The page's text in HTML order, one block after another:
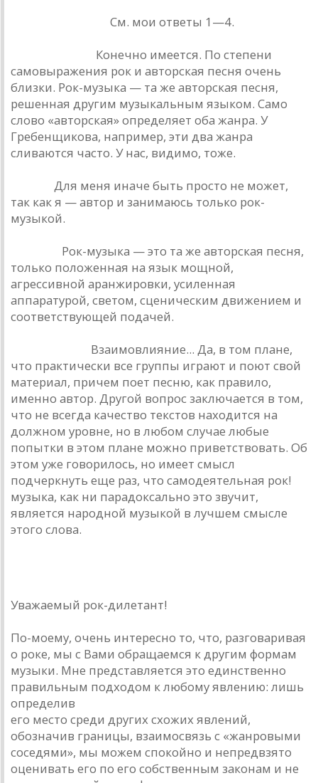
См. мои ответы 1—4.
Конечно имеется. По степени
самовыражения рок и авторская песня очень
близки. Рок-музыка — та же авторская песня,
решенная другим музыкальным языком. Само
слово «авторская» определяет оба жанра. У
Гребенщикова, например, эти два жанра
сливаются часто. У нас, видимо, тоже.
Для меня иначе быть просто не может,
так как я — автор и занимаюсь только рок-
музыкой.
Рок-музыка — это та же авторская песня,
только положенная на язык мощной,
агрессивной аранжировки, усиленная
аппаратурой, светом, сценическим движением и
соответствующей подачей.
Взаимовлияние... Да, в том плане,
что практически все группы играют и поют свой
материал, причем поет песню, как правило,
именно автор. Другой вопрос заключается в том,
что не всегда качество текстов находится на
должном уровне, но в любом случае любые
попытки в этом плане можно приветствовать. Об
этом уже говорилось, но имеет смысл
подчеркнуть еще раз, что самодеятельная рок!
музыка, как ни парадоксально это звучит,
является народной музыкой в лучшем смысле
этого слова.
Уважаемый рок-дилетант!
По-моему, очень интересно то, что, разговаривая
о роке, мы с Вами обращаемся к другим формам
музыки. Мне представляется это единственно
правильным подходом к любому явлению: лишь
определив
его место среди других схожих явлений,
обозначив границы, взаимосвязь с «жанровыми
соседями», мы можем спокойно и непредвзято
оценивать его по его собственным законам и не